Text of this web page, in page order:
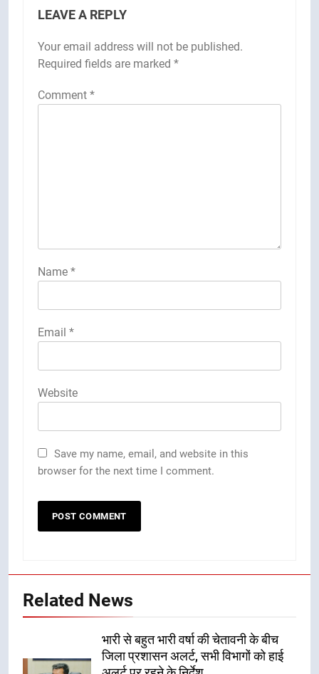
LEAVE A REPLY
Your email address will not be published.
Required fields are marked *
Comment *
Name *
Email *
Website
Save my name, email, and website in this
browser for the next time I comment.
Related News
भारी से बहुत भारी वर्षा की चेतावनी के बीच
जिला प्रशासन अलर्ट, सभी विभागों को हाई